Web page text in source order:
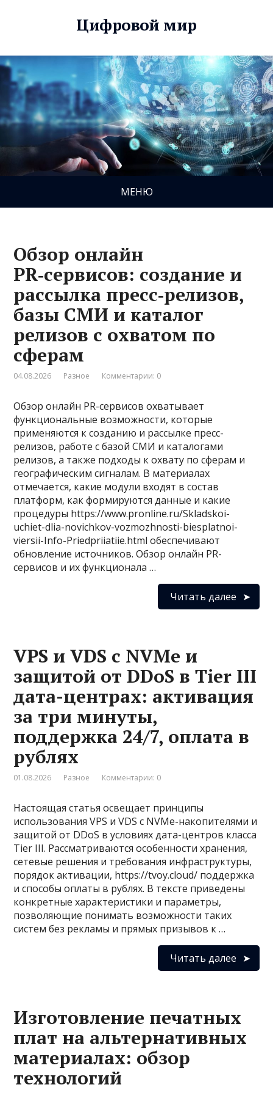
Цифровой мир
МЕНЮ
Обзор онлайн
PR‑сервисов: создание и
рассылка пресс‑релизов,
базы СМИ и каталог
релизов с охватом по
сферам
04.08.2026 Разное Комментарии: 0
Обзор онлайн PR-сервисов охватывает
функциональные возможности, которые
применяются к созданию и рассылке пресс-
релизов, работе с базой СМИ и каталогами
релизов, а также подходы к охвату по сферам и
географическим сигналам. В материалах
отмечается, какие модули входят в состав
платформ, как формируются данные и какие
процедуры https://www.pronline.ru/Skladskoi-
uchiet-dlia-novichkov-vozmozhnosti-biesplatnoi-
viersii-Info-Priedpriiatiie.html обеспечивают
обновление источников. Обзор онлайн PR-
сервисов и их функционала …
Читать далее
VPS и VDS с NVMe и
защитой от DDoS в Tier III
дата-центрах: активация
за три минуты,
поддержка 24/7, оплата в
рублях
01.08.2026 Разное Комментарии: 0
Настоящая статья освещает принципы
использования VPS и VDS с NVMe-накопителями и
защитой от DDoS в условиях дата-центров класса
Tier III. Рассматриваются особенности хранения,
сетевые решения и требования инфраструктуры,
порядок активации, https://tvoy.cloud/ поддержка
и способы оплаты в рублях. В тексте приведены
конкретные характеристики и параметры,
позволяющие понимать возможности таких
систем без рекламы и прямых призывов к …
Читать далее
Изготовление печатных
плат на альтернативных
материалах: обзор
технологий